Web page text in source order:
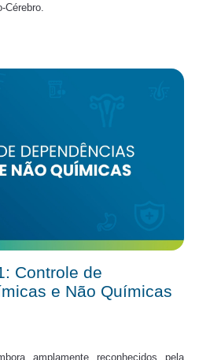
Controle de
e Não Químicas
amplamente reconhecidos pela